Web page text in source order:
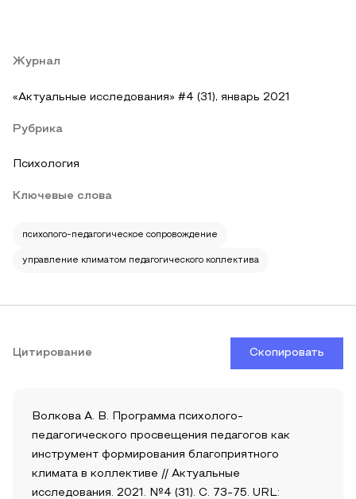
Журнал
«Актуальные исследования» #4 (31), январь 2021
Рубрика
Психология
Ключевые слова
психолого-педагогическое сопровождение
управление климатом педагогического коллектива
Цитирование Скопировать
Волкова А. В. Программа психолого-
педагогического просвещения педагогов как
инструмент формирования благоприятного
климата в коллективе // Актуальные
исследования. 2021. №4 (31). С. 73-75. URL: